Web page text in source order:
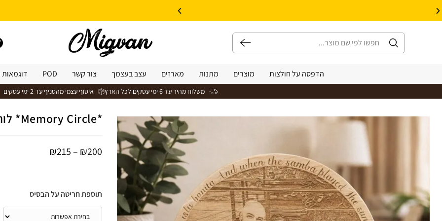
הדפסה על חולצות מוצרים מתנות מארזים עצב בעצמך צור קשר POD
משלוח מהיר עד 6 ימי עסקים לכל הארץ איסוף עצמי מהסניף עד 2 ימי עסקים
*Memory Circle* לוח עץ עגול עם בסיס וחריטת תמונה בלייזר
₪200
–
₪215
תוספת חריטה על הבסיס